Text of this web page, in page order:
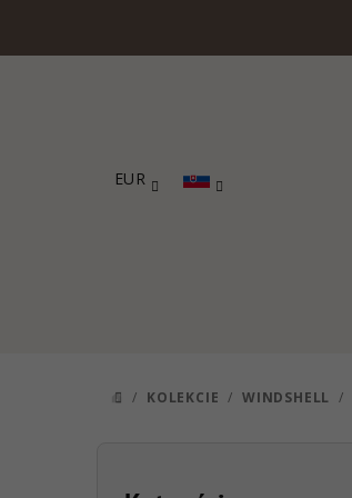
EUR
DOMOV
/ KOLEKCIE / WINDSHELL /